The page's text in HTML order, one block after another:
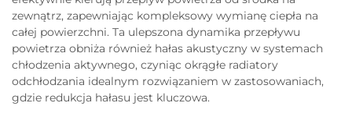
zewnątrz, zapewniając kompleksowy wymianę ciepła na
całej powierzchni. Ta ulepszona dynamika przepływu
powietrza obniża również hałas akustyczny w systemach
chłodzenia aktywnego, czyniąc okrągłe radiatory
odchłodzania idealnym rozwiązaniem w zastosowaniach,
gdzie redukcja hałasu jest kluczowa.